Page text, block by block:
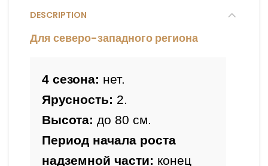
DESCRIPTION
Для северо-западного региона
4 сезона: нет.
Ярусность: 2.
Высота:
Период начала роста
надземной части: конец